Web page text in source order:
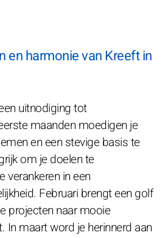
en harmonie van Kreeft in
uitnodiging tot
maanden moedigen je
en een stevige basis te
om je doelen te
verankeren in een
Februari brengt een golf
projecten naar mooie
In maart word je herinnerd aan